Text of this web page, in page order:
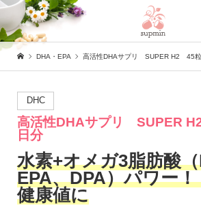
DHA・EPA 高活性DHAサプリ SUPER H2 45
DHC
高活性DHAサプリ SUPER
日分
水素+オメガ3脂肪酸
EPA、DPA）パワー
健康値に